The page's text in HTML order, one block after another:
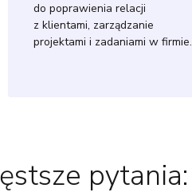
do poprawienia relacji
z klientami, zarządzanie
projektami i zadaniami w firmie.
pytania: